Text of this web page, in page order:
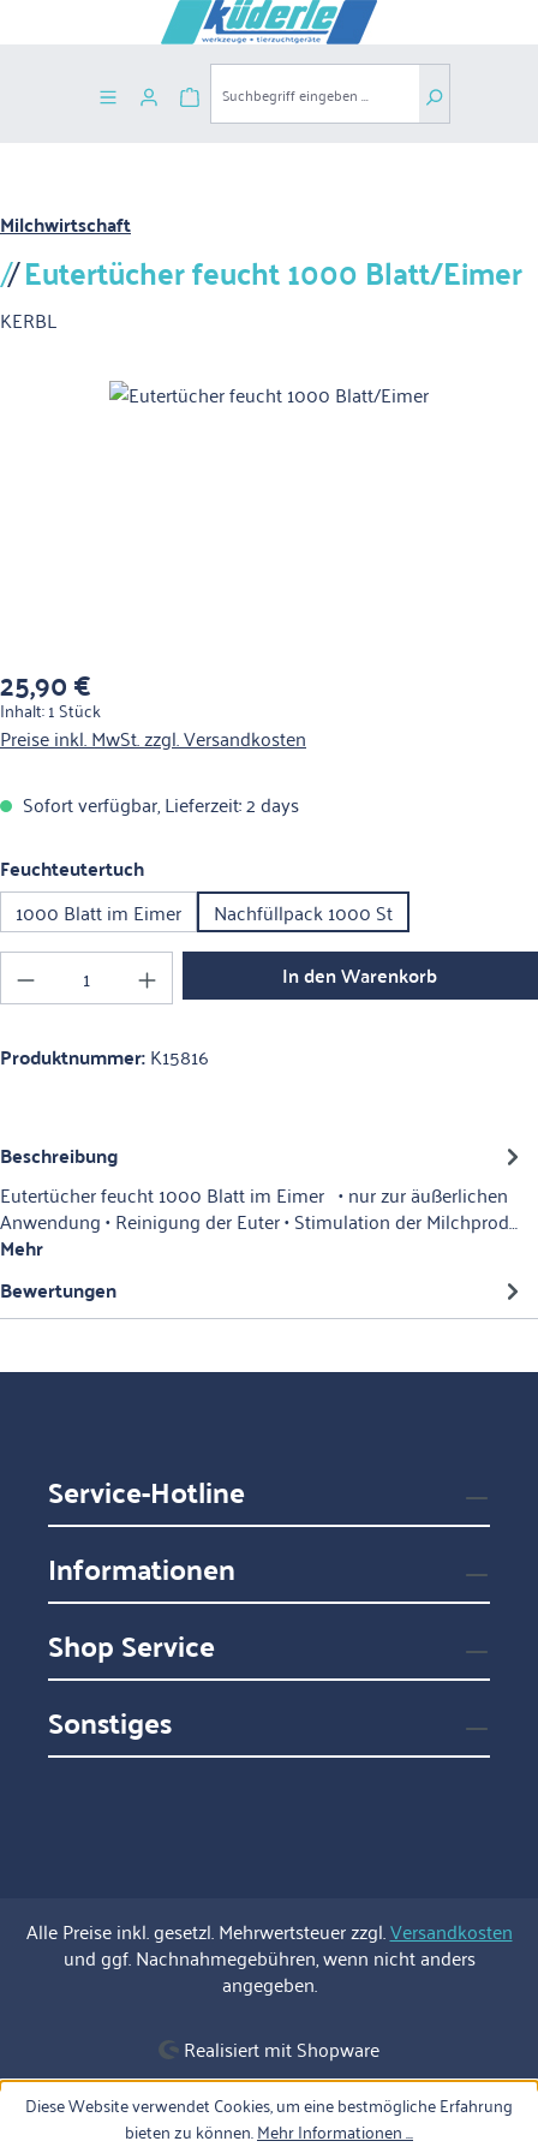
Zum Hauptinhalt springen
Warenkorb enthält 0 Positionen. Der
Milchwirtschaft
Eutertücher feucht 1000 Blatt/Eimer
KERBL
Bildergalerie überspringen
Regulärer Preis:
25,90 €
Inhalt:1 Stück
Preise inkl. MwSt. zzgl. Versandkosten
Sofort verfügbar, Lieferzeit: 2 days
Feuchteutertuchauswählen
1000 Blatt im Eimer Nachfüllpack 1000 St
Produkt Anzahl: Gib den gewünschten Wert
In den Warenkorb
Produktnummer:K15816
Beschreibung
Eutertücher feucht 1000 Blatt im Eimer • nur zur äußerlichen
Anwendung • Reinigung der Euter • Stimulation der Milchprod…
Mehr
Bewertungen
Service-Hotline
Informationen
Shop Service
Sonstiges
Alle Preise inkl. gesetzl. Mehrwertsteuer zzgl.Versandkosten
und ggf. Nachnahmegebühren, wenn nicht anders
angegeben.
Realisiert mit Shopware
Diese Website verwendet Cookies, um eine bestmögliche Erfahrung
bieten zu können.Mehr Informationen ...